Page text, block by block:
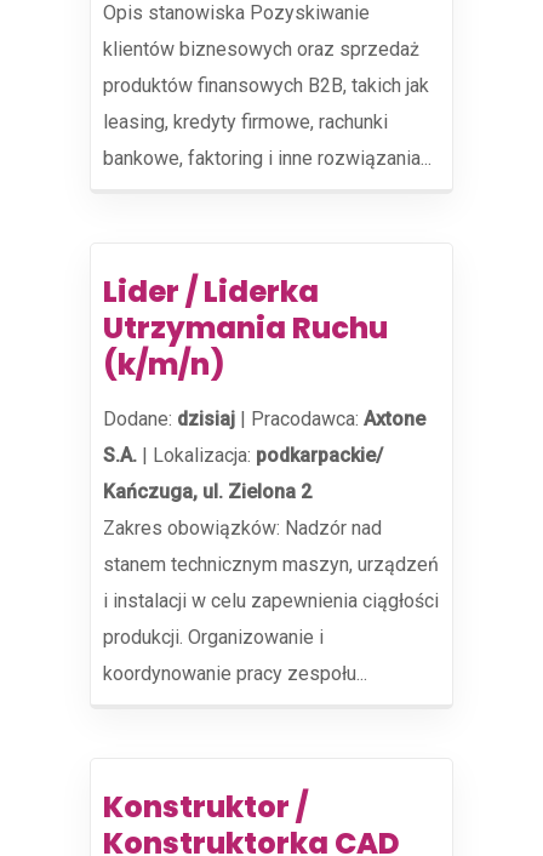
Opis stanowiska Pozyskiwanie
klientów biznesowych oraz sprzedaż
produktów finansowych B2B, takich jak
leasing, kredyty firmowe, rachunki
bankowe, faktoring i inne rozwiązania...
Lider / Liderka
Utrzymania Ruchu
(k/m/n)
Dodane: dzisiaj | Pracodawca: Axtone
S.A. | Lokalizacja: podkarpackie/
Kańczuga, ul. Zielona 2
Zakres obowiązków: Nadzór nad
stanem technicznym maszyn, urządzeń
i instalacji w celu zapewnienia ciągłości
produkcji. Organizowanie i
koordynowanie pracy zespołu...
Konstruktor /
Konstruktorka CAD